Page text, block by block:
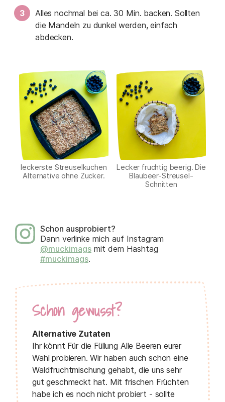
Alles nochmal bei ca. 30 Min. backen. Sollten
die Mandeln zu dunkel werden, einfach
abdecken.
leckerste Streuselkuchen
Alternative ohne Zucker.
Lecker fruchtig beerig. Die
Blaubeer-Streusel-
Schnitten
Schon ausprobiert?
Dann verlinke mich auf Instagram
@muckimags mit dem Hashtag
#muckimags.
Schon gewusst?
Alternative Zutaten
Ihr könnt Für die Füllung Alle Beeren eurer
Wahl probieren. Wir haben auch schon eine
Waldfruchtmischung gehabt, die uns sehr
gut geschmeckt hat. Mit frischen Früchten
habe ich es noch nicht probiert - sollte